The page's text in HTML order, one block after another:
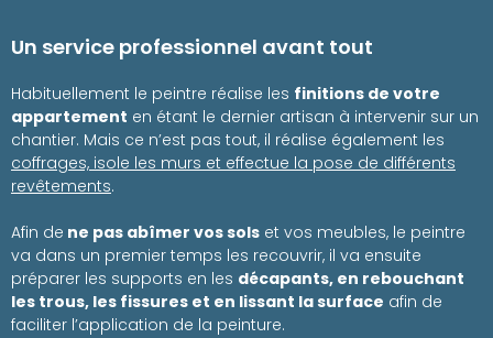
Un service professionnel avant tout
Habituellement le peintre réalise les finitions de votre
appartement en étant le dernier artisan à intervenir sur un
chantier. Mais ce n’est pas tout, il réalise également les
coffrages, isole les murs et effectue la pose de différents
revêtements.
Afin de ne pas abîmer vos sols et vos meubles, le peintre
va dans un premier temps les recouvrir, il va ensuite
préparer les supports en les décapants, en rebouchant
les trous, les fissures et en lissant la surface afin de
faciliter l’application de la peinture.